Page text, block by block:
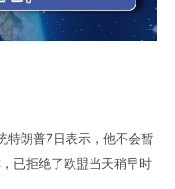
特朗普7日表示，他不会暂
已拒绝了欧盟当天稍早时